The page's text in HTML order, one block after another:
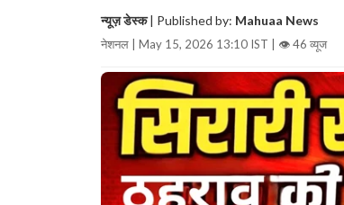
न्यूज़ डेस्क| Published by: Mahuaa News
नेशनल | May 15, 2026 13:10 IST | 👁 46 व्यूज